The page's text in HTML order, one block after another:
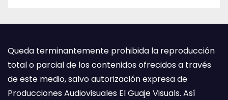
Queda terminantemente prohibida la reproducción
total o parcial de los contenidos ofrecidos a través
de este medio, salvo autorización expresa de
Producciones Audiovisuales El Guaje Visuals. Así